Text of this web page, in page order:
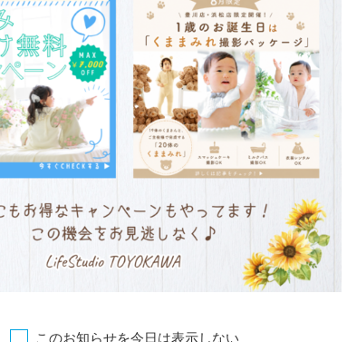
店舗の魅力を特設ページにおまとめしました。
このお知らせを今日は表示しない